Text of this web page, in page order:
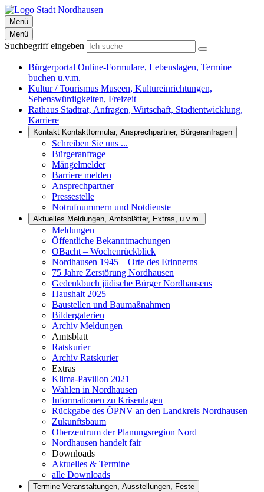
Menü
Menü
Suchbegriff eingeben
Bürgerportal Online-Formulare, Lebenslagen, Termine
buchen u.v.m.
Kultur / Tourismus Museen, Kultureinrichtungen,
Sehenswürdigkeiten, Freizeit
Rathaus Stadtrat, Anfragen, Wirtschaft, Stadtentwicklung,
Karriere
Kontakt Kontaktformular, Ansprechpartner, Bürgeranfragen
Schreiben Sie uns ...
Bürgeranfrage
Mängelmelder
Barriere melden
Ansprechpartner
Pressestelle
Notrufnummern und Notdienste
Aktuelles Meldungen, Amtsblätter, Extras, u.v.m.
Meldungen
Öffentliche Bekanntmachungen
OBacht – Wochenrückblick
Nordhausen 1945 – Orte des Erinnerns
75 Jahre Zerstörung Nordhausen
Gedenkbuch jüdische Bürger Nordhausens
Haushalt 2025
Baustellen und Baumaßnahmen
Bildergalerien
Archiv Meldungen
Amtsblatt
Ratskurier
Archiv Ratskurier
Extras
Klima-Pavillon 2021
Wahlen in Nordhausen
Informationen zu Krisenlagen
Rückgabe des ÖPNV an den Landkreis Nordhausen
Zukunftsbaum
Oberzentrum der Planungsregion Nord
Nordhausen handelt fair
Downloads
Aktuelles & Termine
alle Downloads
Termine Veranstaltungen, Ausstellungen, Feste